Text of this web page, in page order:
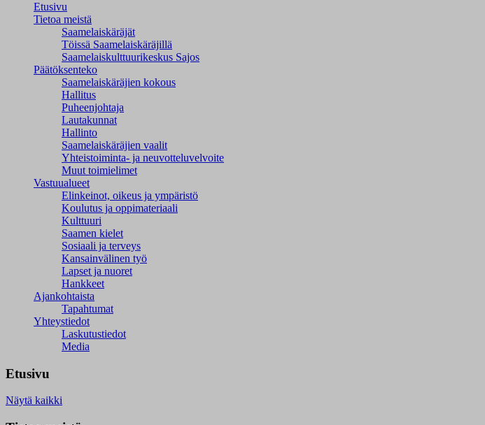
Etusivu
Tietoa meistä
Saamelaiskäräjät
Töissä Saamelaiskäräjillä
Saamelaiskulttuuri­keskus Sajos
Päätöksenteko
Saamelaiskäräjien kokous
Hallitus
Puheenjohtaja
Lautakunnat
Hallinto
Saamelaiskäräjien vaalit
Yhteistoiminta- ja neuvotteluvelvoite
Muut toimielimet
Vastuualueet
Elinkeinot, oikeus ja ympäristö
Koulutus ja oppimateriaali
Kulttuuri
Saamen kielet
Sosiaali ja terveys
Kansainvälinen työ
Lapset ja nuoret
Hankkeet
Ajankohtaista
Tapahtumat
Yhteystiedot
Laskutustiedot
Media
Etusivu
Näytä kaikki